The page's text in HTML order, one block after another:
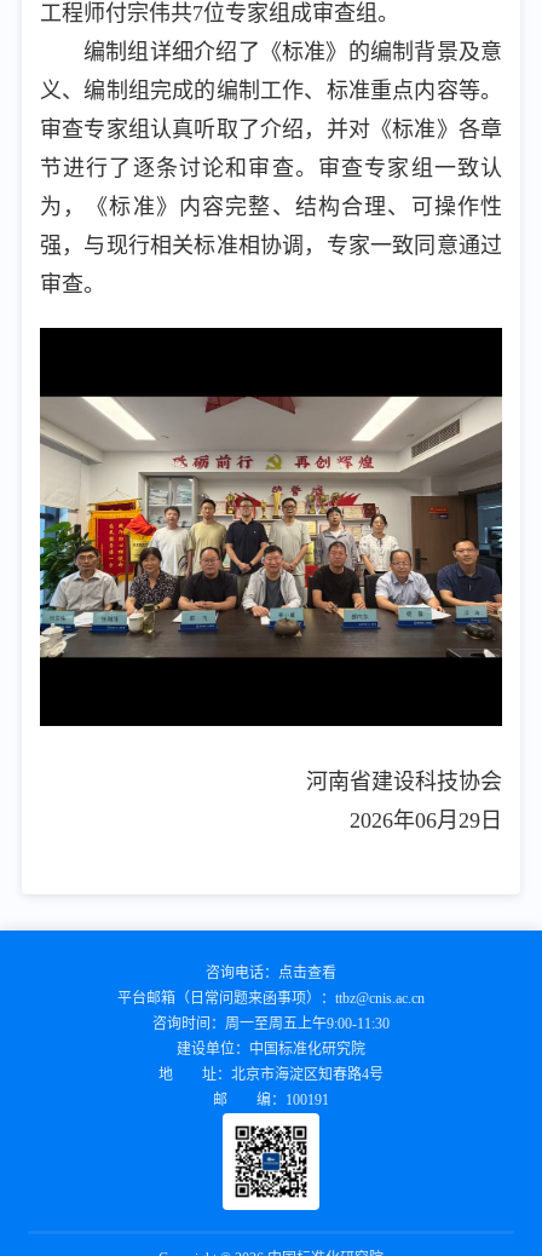
工程师付宗伟共7位专家组成审查组。
编制组详细介绍了《标准》的编制背景及意
义、编制组完成的编制工作、标准重点内容等。
审查专家组认真听取了介绍，并对《标准》各章
节进行了逐条讨论和审查。审查专家组一致认
为，《标准》内容完整、结构合理、可操作性
强，与现行相关标准相协调，专家一致同意通过
审查。
河南省建设科技协会
2026年06月29日
建设单位： 中国标准化研究院
地 址： 北京市海淀区知春路4号
邮 编： 100191
咨询电话： 点击查看
平台邮箱（日常问题来函事项）： ttbz@cnis.ac.cn
咨询时间： 周一至周五上午9:00-11:30